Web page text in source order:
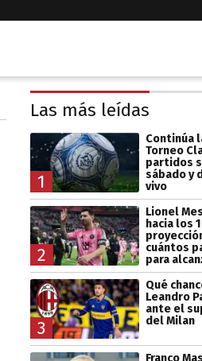
Las más leídas
1
Continúa
Torneo
partidos
sábado y
vivo
2
Lionel
hacia los
cuántos
para
3
Qué
Leandro
ante el
del Milan